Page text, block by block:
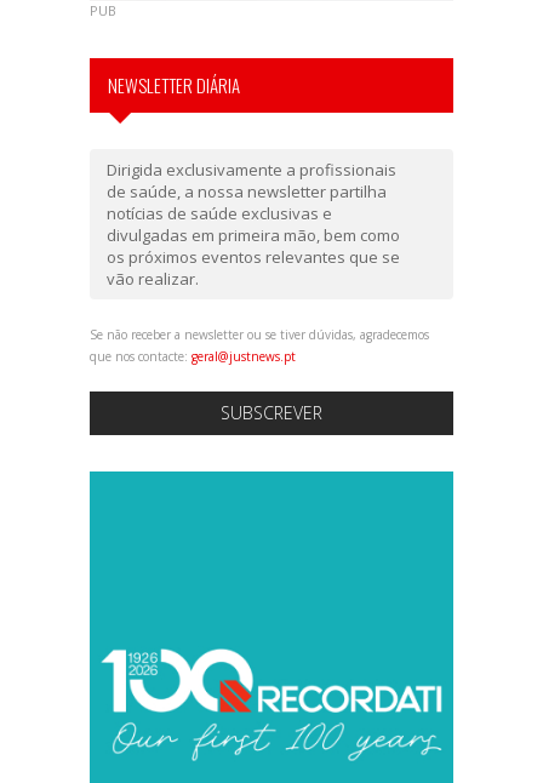
PUB
NEWSLETTER DIÁRIA
Dirigida exclusivamente a profissionais
de saúde, a nossa newsletter partilha
notícias de saúde exclusivas e
divulgadas em primeira mão, bem como
os próximos eventos relevantes que se
vão realizar.
Se não receber a newsletter ou se tiver dúvidas, agradecemos
que nos contacte: geral@justnews.pt
SUBSCREVER